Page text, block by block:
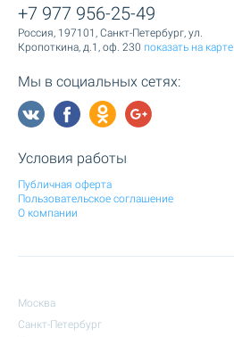
+7 977 956-25-49
Россия, 197101, Санкт-Петербург, ул.
Кропоткина, д.1, оф. 230 показать на карте
Мы в социальных сетях:
Условия работы
Публичная оферта
Пользовательское соглашение
О компании
Москва
Санкт-Петербург